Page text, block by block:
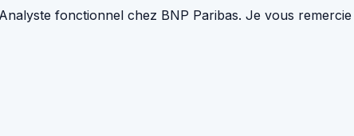
fonctionnel chez BNP Paribas. Je vous remercie